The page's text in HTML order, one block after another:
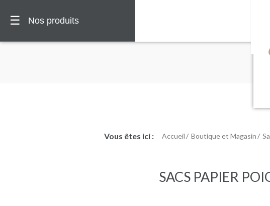
☰ Nos produits
🏠
Vous êtes ici : Accueil Boutique et Magasin
SACS PAPIER